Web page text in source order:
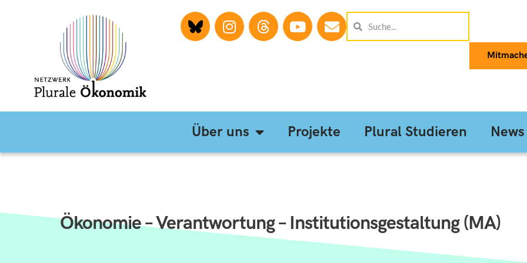
Über uns Projekte Plural Studieren News
Ökonomie – Verantwortung – Institutionsgestaltung (MA)